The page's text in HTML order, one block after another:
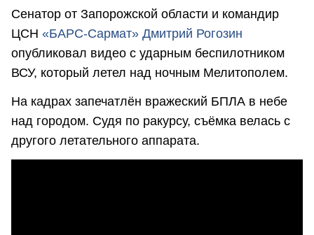
Сенатор от Запорожской области и командир
ЦСН «БАРС-Сармат» Дмитрий Рогозин
опубликовал видео с ударным беспилотником
ВСУ, который летел над ночным Мелитополем.
На кадрах запечатлён вражеский БПЛА в небе
над городом. Судя по ракурсу, съёмка велась с
другого летательного аппарата.